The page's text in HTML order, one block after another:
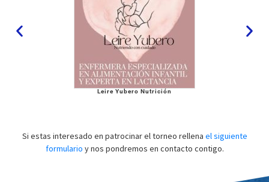
Leire Yubero Nutrición
Si estas interesado en patrocinar el torneo rellena el siguiente
formulario y nos pondremos en contacto contigo.